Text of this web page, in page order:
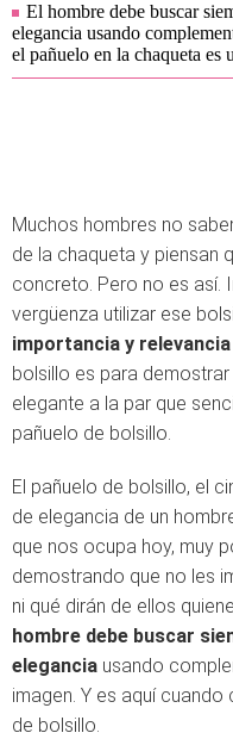
El hombre debe buscar
elegancia usando
el pañuelo en la chaqueta es
Muchos hombres no
de la chaqueta y piensan
concreto. Pero no es así.
vergüenza utilizar ese
importancia y
bolsillo es para
elegante a la par que
pañuelo de bolsillo.
El pañuelo de bolsillo, el
de elegancia de un
que nos ocupa hoy, muy
demostrando que no les
ni qué dirán de ellos
hombre debe buscar
elegancia usando
imagen. Y es aquí
de bolsillo.